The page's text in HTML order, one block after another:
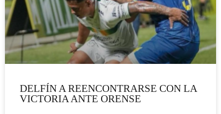
DELFÍN A REENCONTRARSE CON LA
VICTORIA ANTE ORENSE